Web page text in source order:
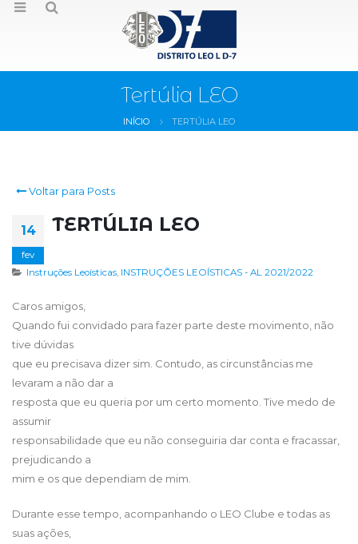
Tertúlia LEO
INÍCIO TERTÚLIA LEO
Voltar para Posts
14
fev
TERTÚLIA LEO
Instruções Leoísticas, INSTRUÇÕES LEOÍSTICAS - AL 2021/2022
Caros amigos,
Quando fui convidado para fazer parte deste movimento, não
tive dúvidas
que eu precisava dizer sim. Contudo, as circunstâncias me
levaram a não dar a
resposta que eu queria por um certo momento. Tive medo de
assumir
responsabilidade que eu não conseguiria dar conta e fracassar,
prejudicando a
mim e os que dependiam de mim.
Durante esse tempo, acompanhando o LEO Clube e todas as
suas ações,